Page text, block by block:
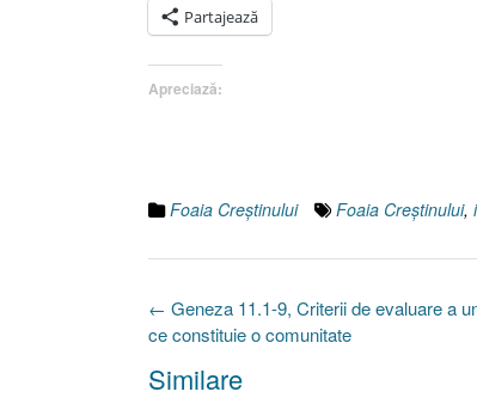
Partajează
Apreciază:
Foaia Creştinului Foaia Creştinului,
Post
navigation
← Geneza 11.1-9, Criterii de evaluare a
ce constituie o comunitate
Similare